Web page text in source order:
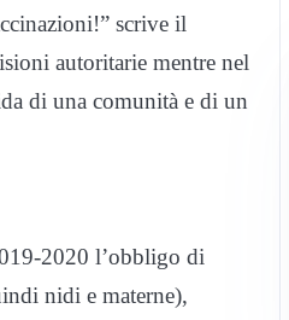
scrive il
autoritarie mentre nel
di una comunità e di un
2020 l’obbligo di
nidi e materne),